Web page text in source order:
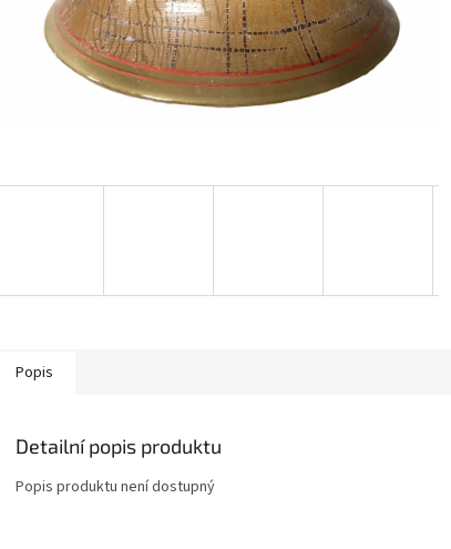
Popis
Detailní popis produktu
Popis produktu není dostupný